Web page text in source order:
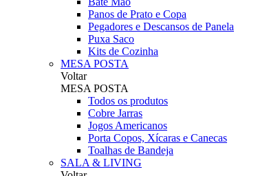
Panos de Prato e Copa
Pegadores e Descansos de Panela
Puxa Saco
Kits de Cozinha
MESA POSTA
Voltar
MESA POSTA
Todos os produtos
Cobre Jarras
Jogos Americanos
Porta Copos, Xícaras e Canecas
Toalhas de Bandeja
SALA & LIVING